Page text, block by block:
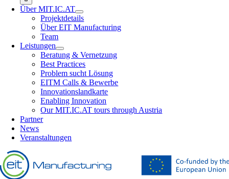
Über MIT.IC.AT
Projektdetails
Über EIT Manufacturing
Team
Leistungen
Beratung & Vernetzung
Best Practices
Problem sucht Lösung
EITM Calls & Bewerbe
Innovationslandkarte
Enabling Innovation
Our MIT.IC.AT tours through Austria
Partner
News
Veranstaltungen